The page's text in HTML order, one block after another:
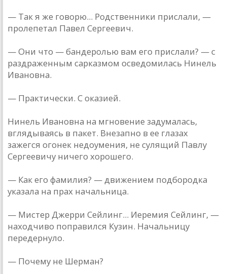
— Так я же говорю... Родственники прислали, —
пролепетал Павел Сергеевич.
— Они что — бандеролью вам его прислали? — с
раздраженным сарказмом осведомилась Нинель
Ивановна.
— Практически. С оказией.
Нинель Ивановна на мгновение задумалась,
вглядываясь в пакет. Внезапно в ее глазах
зажегся огонек недоумения, не сулящий Павлу
Сергеевичу ничего хорошего.
— Как его фамилия? — движением подбородка
указала на прах начальница.
— Мистер Джерри Сейлинг... Иеремия Сейлинг, —
находчиво поправился Кузин. Начальницу
передернуло.
— Почему не Шерман?